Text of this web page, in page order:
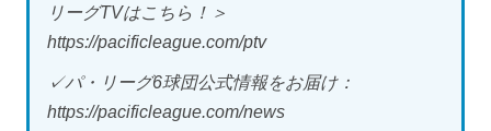
リーグTVはこちら！＞
https://pacificleague.com/ptv
✓パ・リーグ6球団公式情報をお届け：
https://pacificleague.com/news